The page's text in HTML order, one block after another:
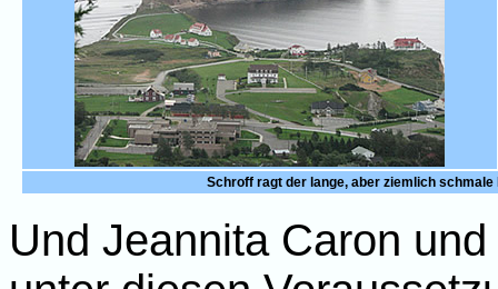
Schroff ragt der lange, aber ziemlich
Und Jeannita Caron